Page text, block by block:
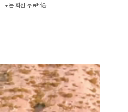
모든 회원 무료배송